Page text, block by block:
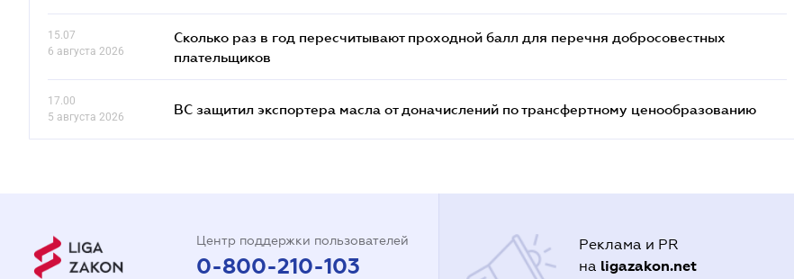
15.07
6 августа 2026
Сколько раз в год пересчитывают проходной балл для перечня добросовестных
плательщиков
17.00
5 августа 2026
ВС защитил экспортера масла от доначислений по трансфертному ценообразованию
Центр поддержки пользователей
0-800-210-103
Реклама и PR
на ligazakon.net